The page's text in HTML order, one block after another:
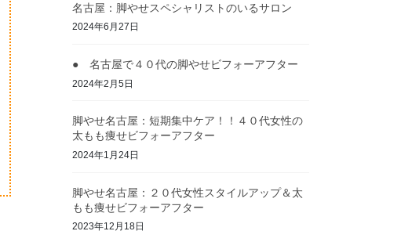
名古屋：脚やせスペシャリストのいるサロン
2024年6月27日
● 名古屋で４０代の脚やせビフォーアフター
2024年2月5日
脚やせ名古屋：短期集中ケア！！４０代女性の
太もも痩せビフォーアフター
2024年1月24日
脚やせ名古屋：２０代女性スタイルアップ＆太
もも痩せビフォーアフター
2023年12月18日